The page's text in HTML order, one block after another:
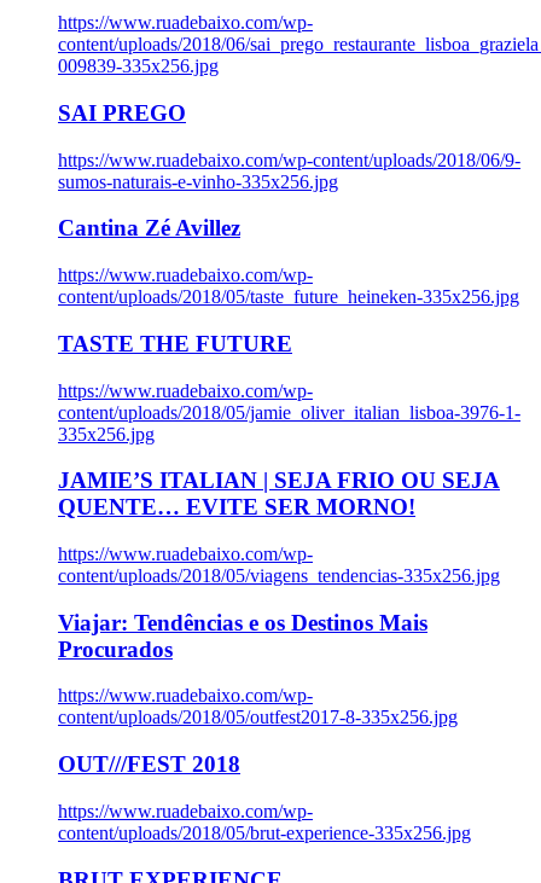
https://www.ruadebaixo.com/wp-
content/uploads/2018/06/
009839-335x256.jpg
SAI PREGO
https://www.ruadebaixo.com/wp-content/uploads/2018/06/9-
sumos-naturais-e-vinho-335x256.jpg
Cantina Zé Avillez
https://www.ruadebaixo.com/wp-
content/uploads/2018/05/taste_future_heineken-335x256.jpg
TASTE THE FUTURE
https://www.ruadebaixo.com/wp-
content/uploads/2018/05/jamie_oliver_italian_lisboa-3976-1-
335x256.jpg
JAMIE’S ITALIAN | SEJA FRIO OU SEJA
QUENTE… EVITE SER MORNO!
https://www.ruadebaixo.com/wp-
content/uploads/2018/05/viagens_tendencias-335x256.jpg
Viajar: Tendências e os Destinos Mais
Procurados
https://www.ruadebaixo.com/wp-
content/uploads/2018/05/outfest2017-8-335x256.jpg
OUT///FEST 2018
https://www.ruadebaixo.com/wp-
content/uploads/2018/05/brut-experience-335x256.jpg